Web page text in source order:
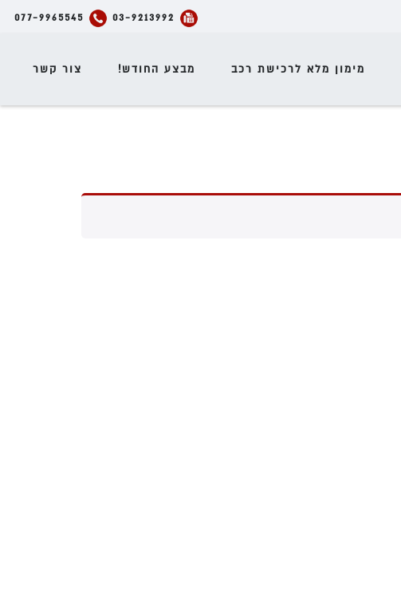
מימון מלא לרכישת רכב מבצע החודש! צור קשר